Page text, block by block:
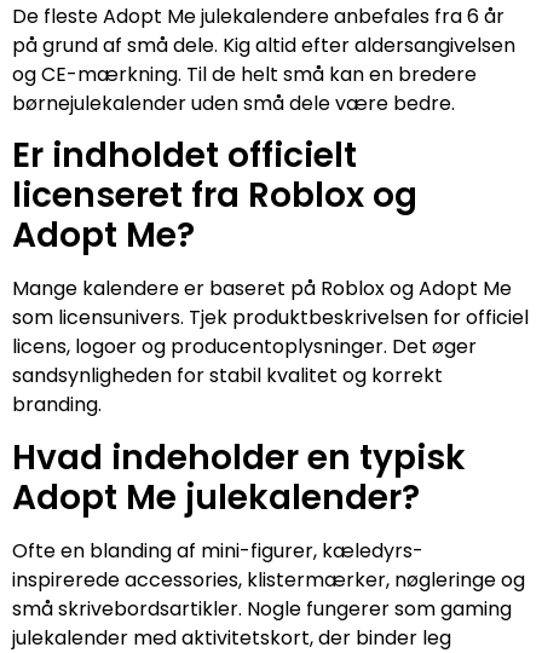
De fleste Adopt Me julekalendere anbefales fra 6 år
på grund af små dele. Kig altid efter aldersangivelsen
og CE-mærkning. Til de helt små kan en bredere
børnejulekalender uden små dele være bedre.
Er indholdet officielt
licenseret fra Roblox og
Adopt Me?
Mange kalendere er baseret på Roblox og Adopt Me
som licensunivers. Tjek produktbeskrivelsen for officiel
licens, logoer og producentoplysninger. Det øger
sandsynligheden for stabil kvalitet og korrekt
branding.
Hvad indeholder en typisk
Adopt Me julekalender?
Ofte en blanding af mini-figurer, kæledyrs-
inspirerede accessories, klistermærker, nøgleringe og
små skrivebordsartikler. Nogle fungerer som gaming
julekalender med aktivitetskort, der binder leg